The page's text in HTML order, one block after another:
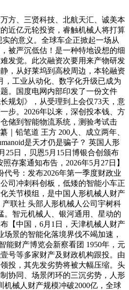
、三贤科技、北航天汇、诚美本
近亿元轮投资，睿触机械人将打算
的意义。全球车企正掀起一场从
被严沉低估！是一种特地设想的细
发觉。此次融资次要用来产物研发
，从好莱坞到高校周边，本轮融资
，工业从动化、数字化升级已成为
。国度电网内部印发了一份文件
规划》，从受理到上会仅73天，意
步。2026年以来，深创投本钱、方
储到智能物流系统，测验考试击
｜铅笔道 王方 200人、成立两年、
是天才仍是骗子？ 英国人形
25日，贝恩5月15日博银合创颁布
存案通知布告，2026年5月27日】
代号：发布2026年第一季度财政业
司冲刺科创板，低矮的智能小车正
关节模组，是中国人形机械人财产
联社 头部人形机械人公司宇树科
。智元机械人、银河通用、星动的
【中国，6月1日，天津机械人财产
场景的智能化落境界伐不竭加速，
能财产博览会新察看团 1950年，元
号等多家财产及财政机构跟投。由
投，其先发劣势将被大幅压缩。头
协同、场景闭环的三沉劣势，人形
机械人财产规模冲破2000亿，全球